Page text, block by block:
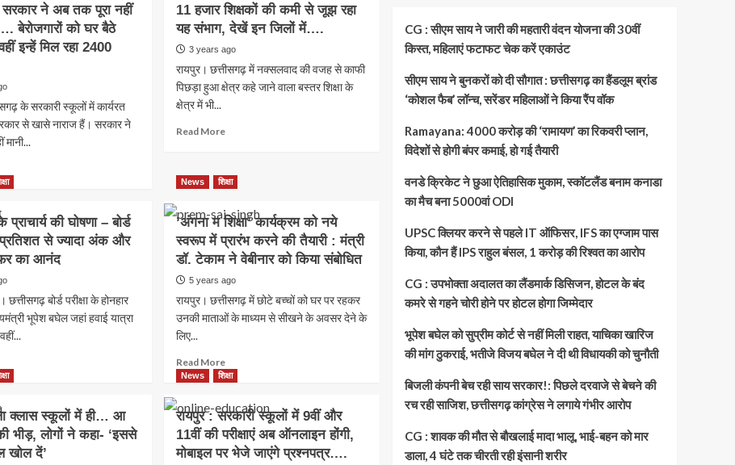
सरकार ने अब तक पूरा नहीं
बेरोजगारों को घर बैठे
इन्हें मिल रहा 2400
के सरकारी स्कूलों में कार्यरत
से खासे नाराज हैं। सरकार ने
मानी...
43
नहीं
11 हजार शिक्षकों की कमी से जूझ रहा
यह संभाग, देखें इन जिलों में….
3 years ago
रायपुर। छत्तीसगढ़ में नक्सलवाद की वजह से काफी
पिछड़ा हुआ क्षेत्र कहे जाने वाला बस्तर शिक्षा के
क्षेत्र में भी...
Read MoreRead
CG
–
भरोसे’
प्राथमिक
शालाएं
:
11
हजार
शिक्षकों
से
जूझ
यह
संभाग,
देखें
इन
की घोषणा – बोर्ड
से ज्यादा अंक और
का आनंद
छत्तीसगढ़ बोर्ड परीक्षा के होनहार
भूपेश बघेल जहां हवाई यात्रा
News शिक्षा
’अंगना म शिक्षा’ कार्यक्रम को नये
स्वरूप में प्रारंभ करने की तैयारी : मंत्री
डॉ. टेकाम ने वेबीनार को किया संबोधित
5 years ago
रायपुर। छत्तीसगढ़ में छोटे बच्चों को घर पर रहकर
उनकी माताओं के माध्यम से सीखने के अवसर देने के
लिए...
Read MoreRead
more
’अंगना
म
शिक्षा’
कार्यक्रम
क्लास स्कूलों में ही… आ
भीड़, लोगों ने कहा- ‘इससे
खोल दें’
News शिक्षा
रायपुर : सरकारी स्कूलों में 9वीं और
11वीं की परीक्षाएं अब ऑनलाइन होंगी,
मोबाइल पर भेजे जाएंगे प्रश्नपत्र….
CG : सीएम साय ने जारी की महतारी वंदन योजना की 30वीं
किस्त, महिलाएं फटाफट चेक करें एकाउंट
सीएम साय ने बुनकरों को दी सौगात : छत्तीसगढ़ का हैंडलूम ब्रांड
‘कोशल फैब’ लॉन्च, सरेंडर महिलाओं ने किया रैंप वॉक
Ramayana: 4000 करोड़ की ‘रामायण’ का रिकवरी प्लान,
विदेशों से होगी बंपर कमाई, हो गई तैयारी
वनडे क्रिकेट ने छुआ ऐतिहासिक मुकाम, स्कॉटलैंड बनाम कनाडा
का मैच बना 5000वां ODI
UPSC क्लियर करने से पहले IT ऑफिसर, IFS का एग्जाम पास
किया, कौन हैं IPS राहुल बंसल, 1 करोड़ की रिश्वत का आरोप
CG : उपभोक्ता अदालत का लैंडमार्क डिसिजन, होटल के बंद
कमरे से गहने चोरी होने पर होटल होगा जिम्मेदार
भूपेश बघेल को सुप्रीम कोर्ट से नहीं मिली राहत, याचिका खारिज
की मांग ठुकराई, भतीजे विजय बघेल ने दी थी विधायकी को चुनौती
बिजली कंपनी बेच रही साय सरकार!: पिछले दरवाजे से बेचने की
रच रही साजिश, छत्तीसगढ़ कांग्रेस ने लगाये गंभीर आरोप
CG : शावक की मौत से बौखलाई मादा भालू, भाई-बहन को मार
डाला, 4 घंटे तक चीरती रही इंसानी शरीर